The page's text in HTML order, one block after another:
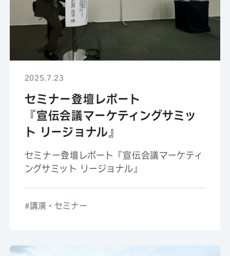
2025.7.23
セミナー登壇レポート
『宣伝会議マーケティングサミッ
ト リージョナル』
セミナー登壇レポート『宣伝会議マーケティ
ングサミット リージョナル』
講演・セミナー